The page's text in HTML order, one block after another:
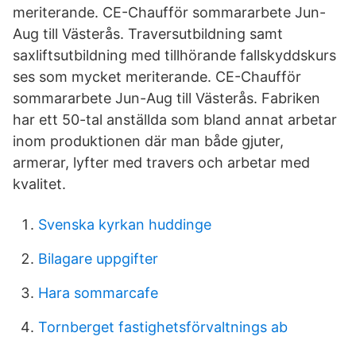
meriterande. CE-Chaufför sommararbete Jun-
Aug till Västerås. Traversutbildning samt
saxliftsutbildning med tillhörande fallskyddskurs
ses som mycket meriterande. CE-Chaufför
sommararbete Jun-Aug till Västerås. Fabriken
har ett 50-tal anställda som bland annat arbetar
inom produktionen där man både gjuter,
armerar, lyfter med travers och arbetar med
kvalitet.
Svenska kyrkan huddinge
Bilagare uppgifter
Hara sommarcafe
Tornberget fastighetsförvaltnings ab